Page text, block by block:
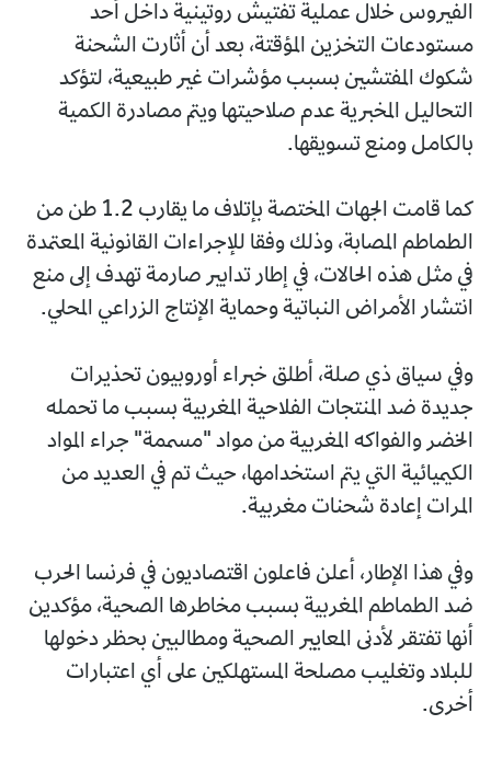
الفيروس خلال عملية تفتيش روتينية داخل أحد
مستودعات التخزين المؤقتة، بعد أن أثارت الشحنة
شكوك المفتشين بسبب مؤشرات غير طبيعية، لتؤكد
التحاليل المخبرية عدم صلاحيتها ويتم مصادرة الكمية
بالكامل ومنع تسويقها.
كما قامت الجهات المختصة بإتلاف ما يقارب 1.2 طن من
الطماطم المصابة، وذلك وفقا للإجراءات القانونية المعتمدة
في مثل هذه الحالات، في إطار تدابير صارمة تهدف إلى منع
انتشار الأمراض النباتية وحماية الإنتاج الزراعي المحلي.
وفي سياق ذي صلة، أطلق خبراء أوروبيون تحذيرات
جديدة ضد المنتجات الفلاحية المغربية بسبب ما تحمله
الخضر والفواكه المغربية من مواد "مسممة" جراء المواد
الكيميائية التي يتم استخدامها، حيث تم في العديد من
المرات إعادة شحنات مغربية.
وفي هذا الإطار، أعلن فاعلون اقتصاديون في فرنسا الحرب
ضد الطماطم المغربية بسبب مخاطرها الصحية، مؤكدين
أنها تفتقر لأدنى المعايير الصحية ومطالبين بحظر دخولها
للبلاد وتغليب مصلحة المستهلكين على أي اعتبارات
أخرى.